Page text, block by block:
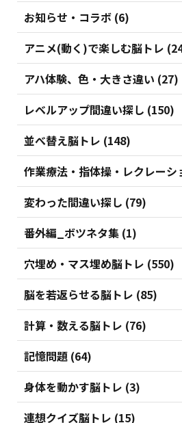
お知らせ・コラボ (6)
アニメ(動く)で楽しむ脳トレ
アハ体験、色・大きさ違い (27)
レベルアップ間違い探し (150)
並べ替え脳トレ (148)
作業療法・指体操・レクレーシ
変わった間違い探し (79)
番外編_ボツネタ集 (1)
穴埋め・マス埋め脳トレ (550)
脳を若返らせる脳トレ (85)
計算・数える脳トレ (76)
記憶問題 (64)
身体を動かす脳トレ (3)
連想クイズ脳トレ (15)